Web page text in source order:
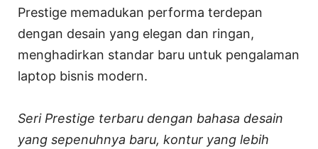
Prestige memadukan performa terdepan
dengan desain yang elegan dan ringan,
menghadirkan standar baru untuk pengalaman
laptop bisnis modern.
Seri Prestige terbaru dengan bahasa desain
yang sepenuhnya baru, kontur yang lebih